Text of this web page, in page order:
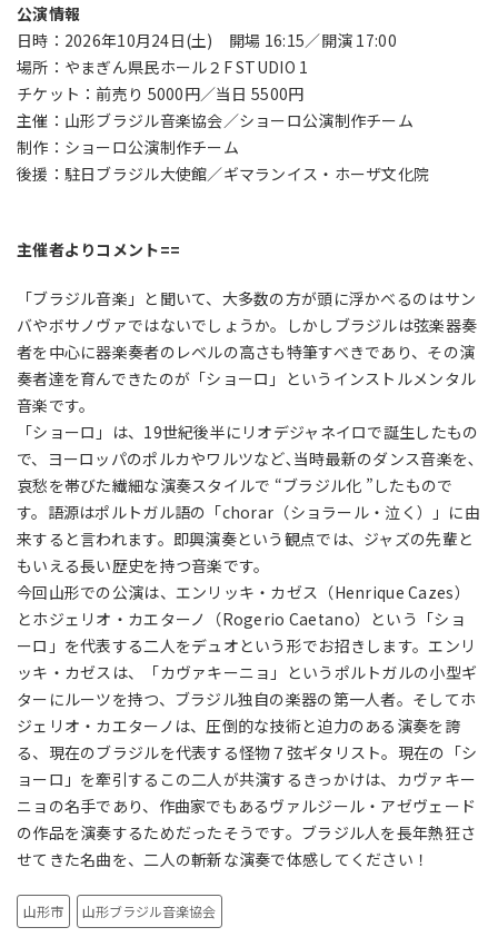
公演情報
日時：2026年10月24日(土) 開場 16:15／開演 17:00
場所：やまぎん県民ホール２F STUDIO 1
チケット：前売り 5000円／当日 5500円
主催：山形ブラジル音楽協会／ショーロ公演制作チーム
制作：ショーロ公演制作チーム
後援：駐日ブラジル大使館／ギマランイス・ホーザ文化院
主催者よりコメント==
「ブラジル音楽」と聞いて、大多数の方が頭に浮かべるのはサン
バやボサノヴァではないでしょうか。しかしブラジルは弦楽器奏
者を中心に器楽奏者のレベルの高さも特筆すべきであり、その演
奏者達を育んできたのが「ショーロ」というインストルメンタル
音楽です。
「ショーロ」は、19世紀後半にリオデジャネイロで誕生したもの
で、ヨーロッパのポルカやワルツなど､当時最新のダンス音楽を､
哀愁を帯びた繊細な演奏スタイルで “ブラジル化 ”したもので
す。語源はポルトガル語の「chorar（ショラール・泣く）」に由
来すると言われます。即興演奏という観点では、ジャズの先輩と
もいえる長い歴史を持つ音楽です。
今回山形での公演は、エンリッキ・カゼス（Henrique Cazes）
とホジェリオ・カエターノ（Rogerio Caetano）という「ショ
ーロ」を代表する二人をデュオという形でお招きします。エンリ
ッキ・カゼスは、「カヴァキーニョ」というポルトガルの小型ギ
ターにルーツを持つ、ブラジル独自の楽器の第一人者。そしてホ
ジェリオ・カエターノは、圧倒的な技術と迫力のある演奏を誇
る、現在のブラジルを代表する怪物７弦ギタリスト。現在の「シ
ョーロ」を牽引するこの二人が共演するきっかけは、カヴァキー
ニョの名手であり、作曲家でもあるヴァルジール・アゼヴェード
の作品を演奏するためだったそうです。ブラジル人を長年熱狂さ
せてきた名曲を、二人の斬新な演奏で体感してください！
山形市 山形ブラジル音楽協会